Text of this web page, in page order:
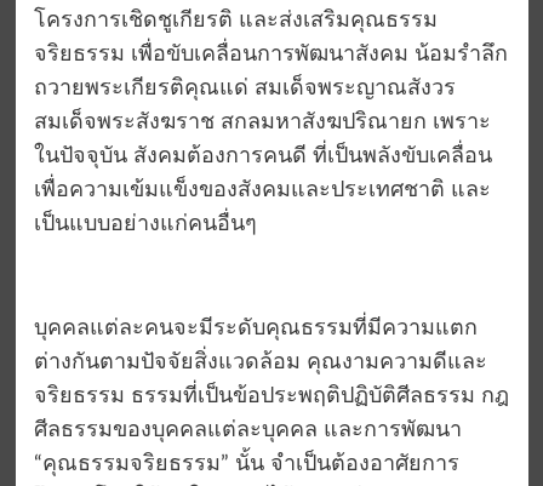
โครงการเชิดชูเกียรติ และส่งเสริมคุณธรรม
จริยธรรม เพื่อขับเคลื่อนการพัฒนาสังคม น้อมรำลึก
ถวายพระเกียรติคุณแด่ สมเด็จพระญาณสังวร
สมเด็จพระสังฆราช สกลมหาสังฆปริณายก เพราะ
ในปัจจุบัน สังคมต้องการคนดี ที่เป็นพลังขับเคลื่อน
เพื่อความเข้มแข็งของสังคมและประเทศชาติ และ
เป็นแบบอย่างแก่คนอื่นๆ
บุคคลแต่ละคนจะมีระดับคุณธรรมที่มีความแตก
ต่างกันตามปัจจัยสิ่งแวดล้อม คุณงามความดีและ
จริยธรรม ธรรมที่เป็นข้อประพฤติปฏิบัติศีลธรรม กฎ
ศีลธรรมของบุคคลแต่ละบุคคล และการพัฒนา
“คุณธรรมจริยธรรม” นั้น จำเป็นต้องอาศัยการ